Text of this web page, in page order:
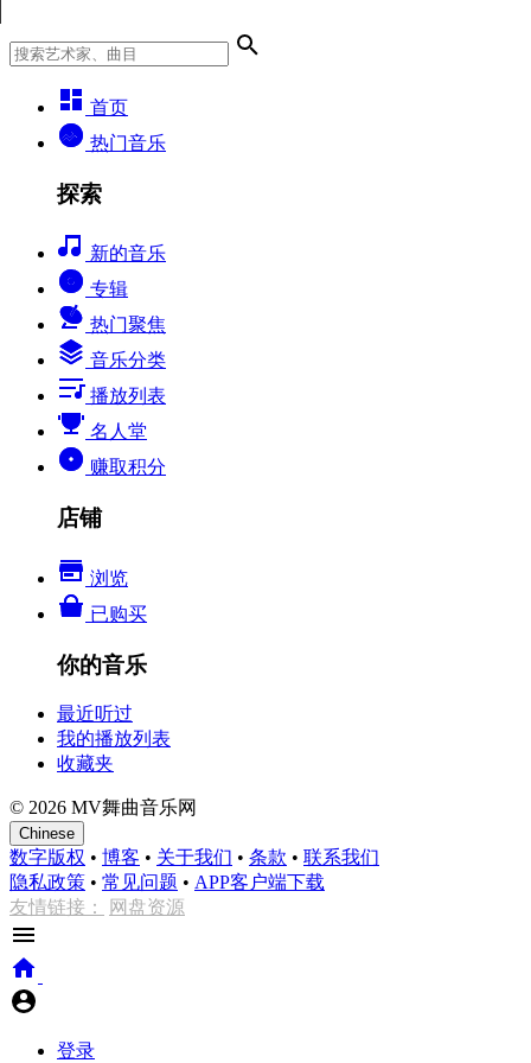
首页
热门音乐
探索
新的音乐
专辑
热门聚焦
音乐分类
播放列表
名人堂
赚取积分
店铺
浏览
已购买
你的音乐
最近听过
我的播放列表
收藏夹
© 2026 MV舞曲音乐网
Chinese
数字版权 • 博客 • 关于我们 • 条款 • 联系我们
隐私政策 • 常见问题 • APP客户端下载
友情链接：
网盘资源
登录